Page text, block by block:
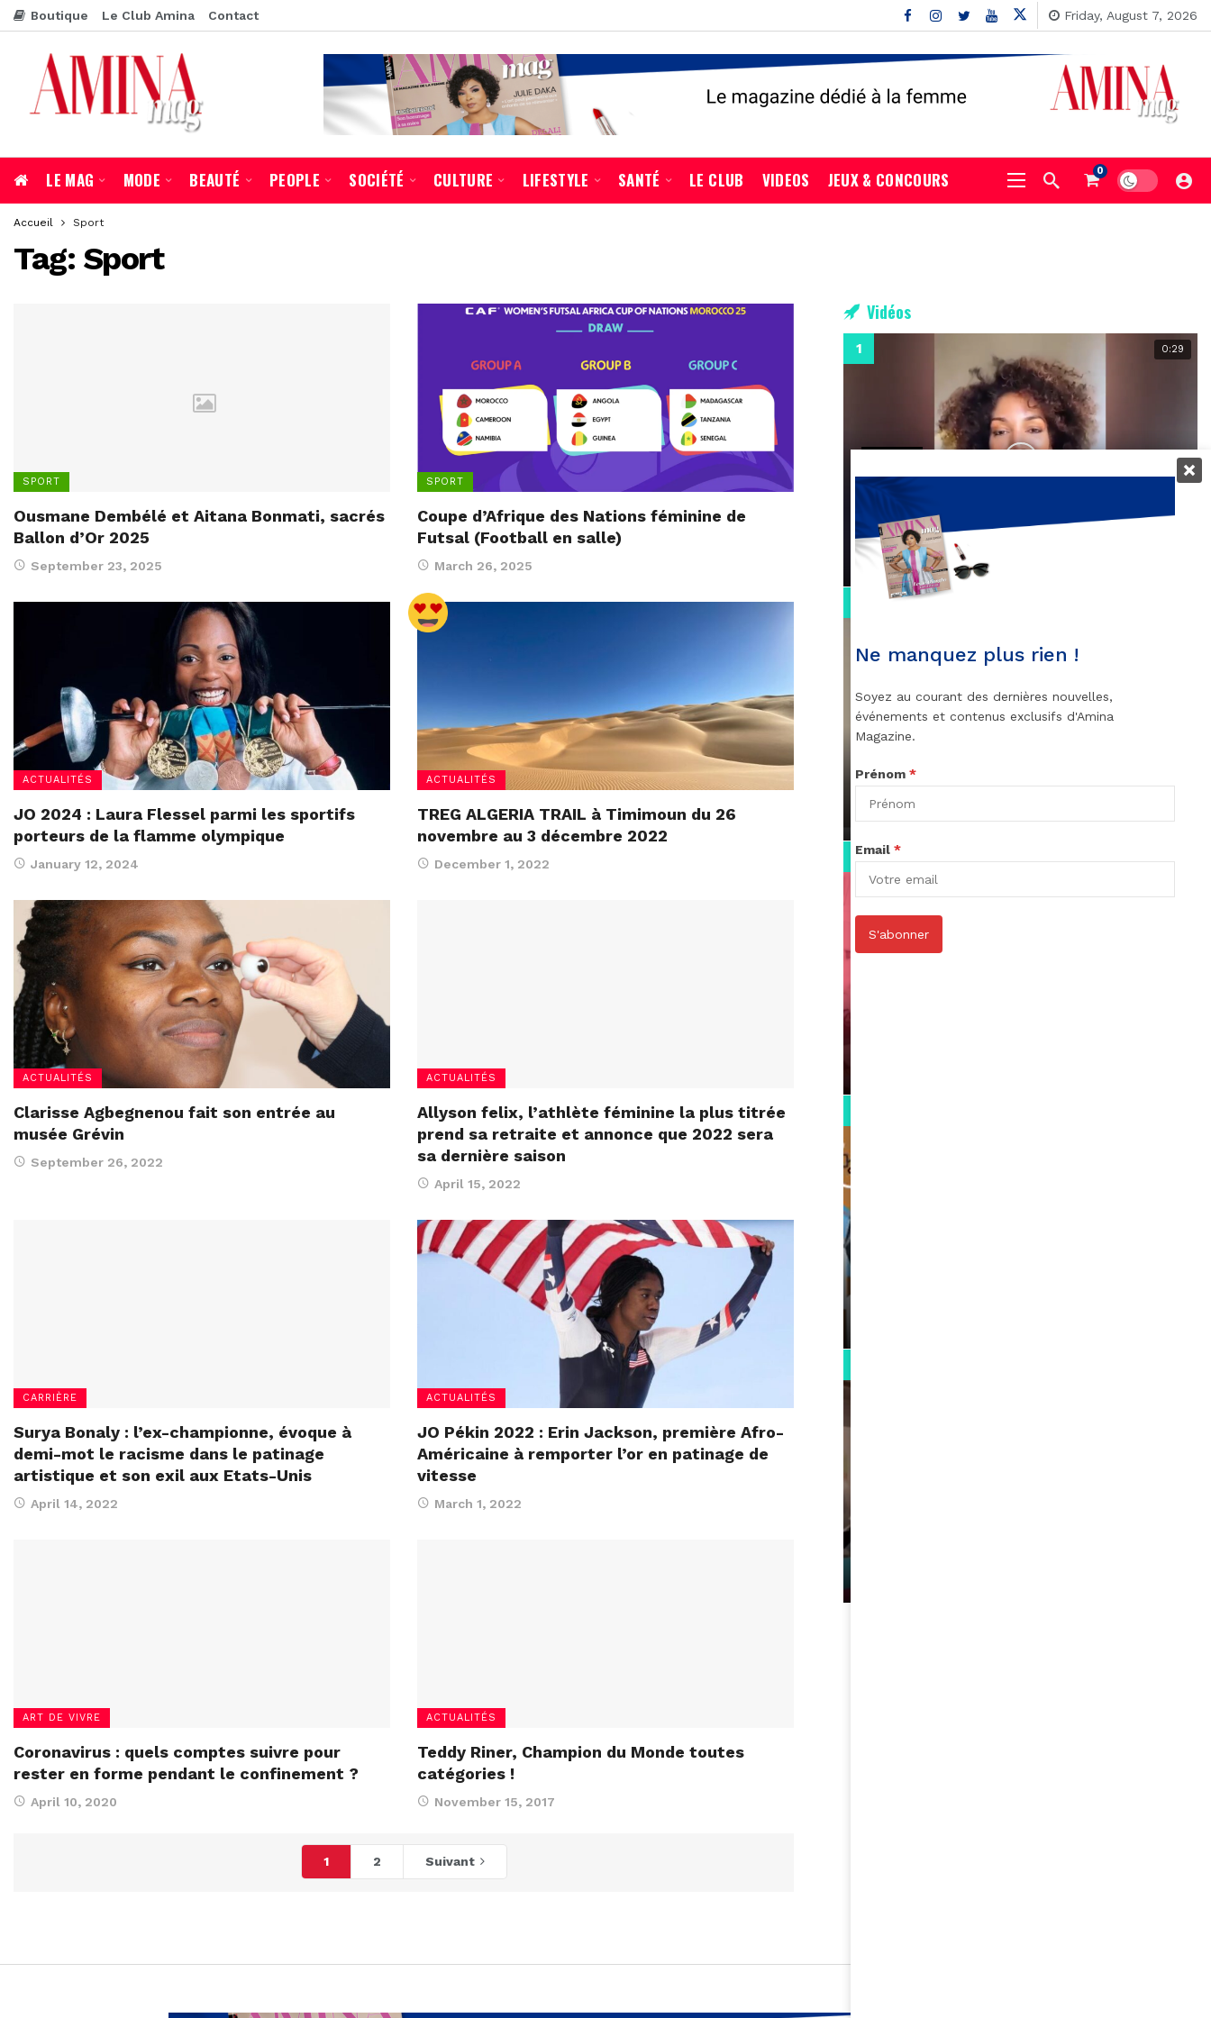
Boutique Le Club Amina Contact Friday, August 7, 2026
LE MAG MODE BEAUTÉ PEOPLE SOCIÉTÉ CULTURE LIFESTYLE SANTÉ LE CLUB VIDEOS JEUX & CONCOURS 0
Accueil Sport
Tag: Sport
SPORT
Ousmane Dembélé et Aitana Bonmati, sacrés
Ballon d’Or 2025
September 23, 2025
SPORT
Coupe d’Afrique des Nations féminine de
Futsal (Football en salle)
March 26, 2025
ACTUALITÉS
JO 2024 : Laura Flessel parmi les sportifs
porteurs de la flamme olympique
January 12, 2024
ACTUALITÉS
TREG ALGERIA TRAIL à Timimoun du 26
novembre au 3 décembre 2022
December 1, 2022
ACTUALITÉS
Clarisse Agbegnenou fait son entrée au
musée Grévin
September 26, 2022
ACTUALITÉS
Allyson felix, l’athlète féminine la plus titrée
prend sa retraite et annonce que 2022 sera
sa dernière saison
April 15, 2022
CARRIÈRE
Surya Bonaly : l’ex-championne, évoque à
demi-mot le racisme dans le patinage
artistique et son exil aux Etats-Unis
April 14, 2022
ACTUALITÉS
JO Pékin 2022 : Erin Jackson, première Afro-
Américaine à remporter l’or en patinage de
vitesse
March 1, 2022
ART DE VIVRE
Coronavirus : quels comptes suivre pour
rester en forme pendant le confinement ?
April 10, 2020
ACTUALITÉS
Teddy Riner, Champion du Monde toutes
catégories !
November 15, 2017
1 2 Suivant
Vidéos
0:29
Remerciements à Ayden pour son
message sur AMINA, le Magazine de la
Femme
parRédaction
Stacy passe un message
par Rédaction
Ne manquez plus rien !
Soyez au courant des dernières nouvelles,
événements et contenus exclusifs d'Amina
Magazine.
Prénom *
Email *
S'abonner